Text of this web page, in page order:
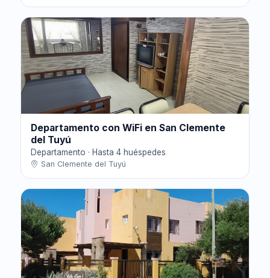
Departamento con WiFi en San Clemente
del Tuyú
Departamento · Hasta 4 huéspedes
San Clemente del Tuyú